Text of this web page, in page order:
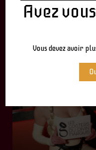
Avez
Vous devez avoir